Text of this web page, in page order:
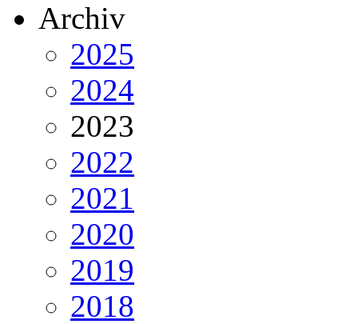
Archiv
2025
2024
2023
2022
2021
2020
2019
2018